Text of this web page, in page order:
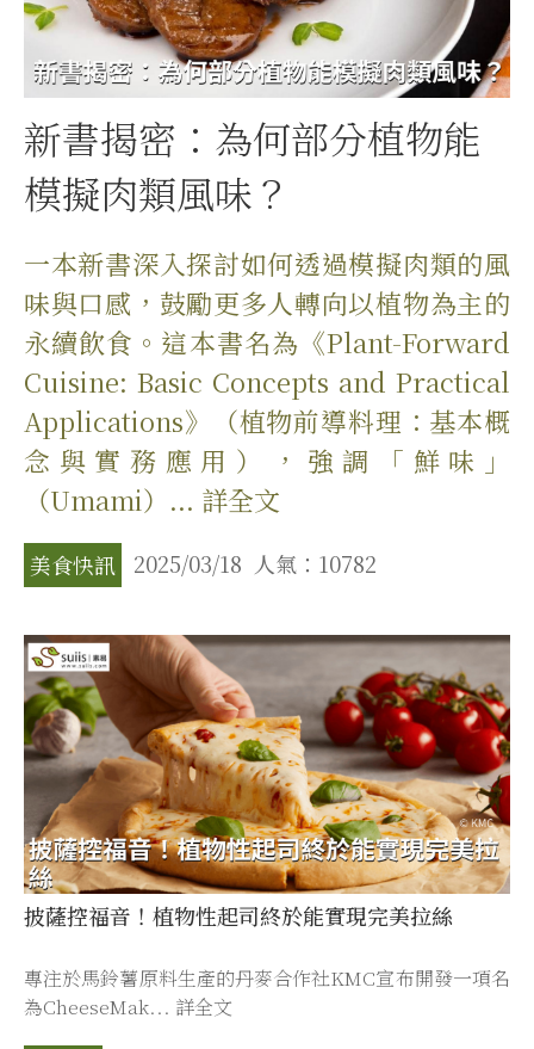
新書揭密：為何部分植物能
模擬肉類風味？
一本新書深入探討如何透過模擬肉類的風
味與口感，鼓勵更多人轉向以植物為主的
永續飲食。這本書名為《Plant-Forward
Cuisine: Basic Concepts and Practical
Applications》（植物前導料理：基本概
念與實務應用），強調「鮮味」
（Umami）... 詳全文
美食快訊 2025/03/18 人氣：10782
披薩控福音！植物性起司終於能實現完美拉絲
專注於馬鈴薯原料生產的丹麥合作社KMC宣布開發一項名
為CheeseMak... 詳全文